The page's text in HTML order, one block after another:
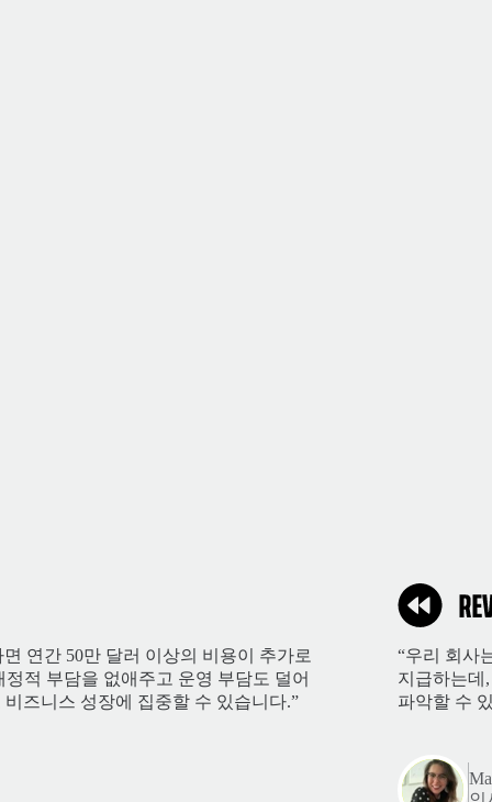
연간 50만 달러 이상의 비용이 추가로
적 부담을 없애주고 운영 부담도 덜어
즈니스 성장에 집중할 수 있습니다.”
“우리 회사
지급하는데
파악할 수